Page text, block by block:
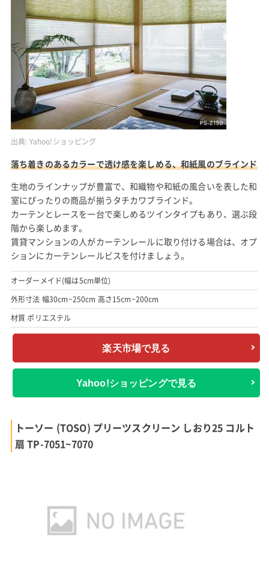
出典: Yahoo!ショッピング
落ち着きのあるカラーで透け感を楽しめる、和紙風のブラインド
生地のラインナップが豊富で、和織物や和紙の風合いを表した和
室にぴったりの商品が揃うタチカワブラインド。
カーテンとレースを一台で楽しめるツインタイプもあり、選ぶ段
階から楽しめます。
賃貸マンションの人がカーテンレールに取り付ける場合は、オプ
ションにカーテンレールビスを付けましょう。
オーダーメイド(幅は5cm単位)
外形寸法 幅30cm~250cm 高さ15cm~200cm
材質 ポリエステル
楽天市場で見る
Yahoo!ショッピングで見る
トーソー (TOSO) プリーツスクリーン しおり25 コルト
扇 TP-7051~7070